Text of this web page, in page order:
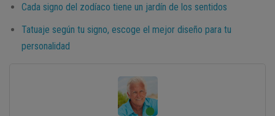
Cada signo del zodíaco tiene un jardín de los sentidos
Tatuaje según tu signo, escoge el mejor diseño para tu
personalidad